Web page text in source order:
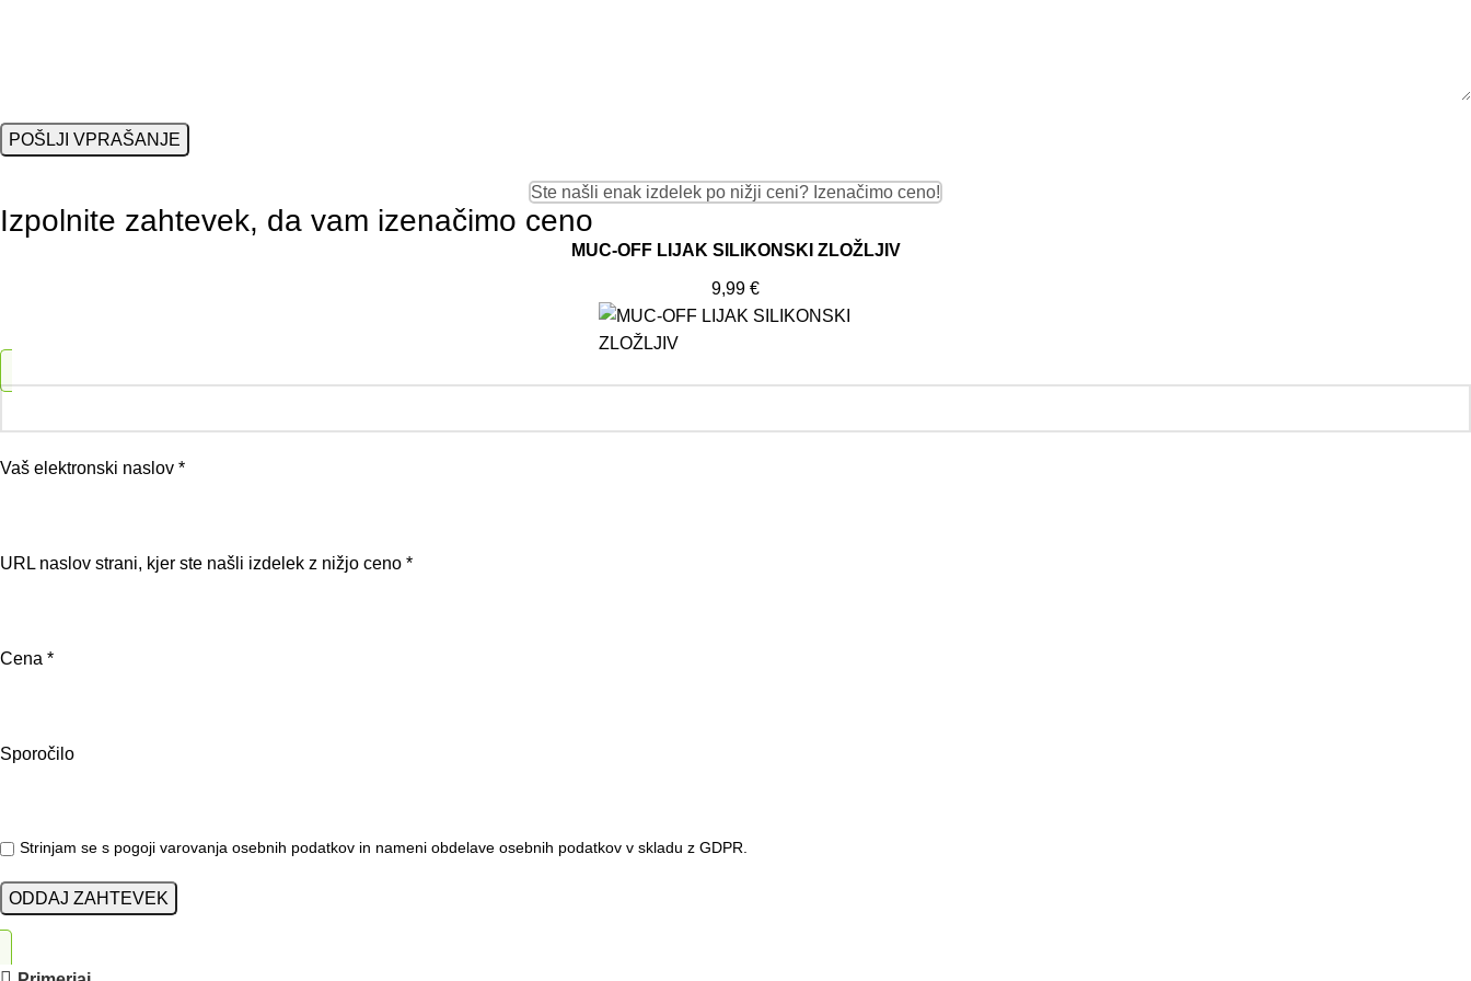
Ste našli enak izdelek po nižji ceni? Izenačimo ceno!
Izpolnite zahtevek, da vam izenačimo ceno
MUC-OFF LIJAK SILIKONSKI ZLOŽLJIV
9,99 €
Vaš elektronski naslov *
URL naslov strani, kjer ste našli izdelek z nižjo ceno *
Cena *
Sporočilo
Strinjam se s pogoji varovanja osebnih podatkov in nameni obdelave osebnih podatkov v skladu z GDPR.